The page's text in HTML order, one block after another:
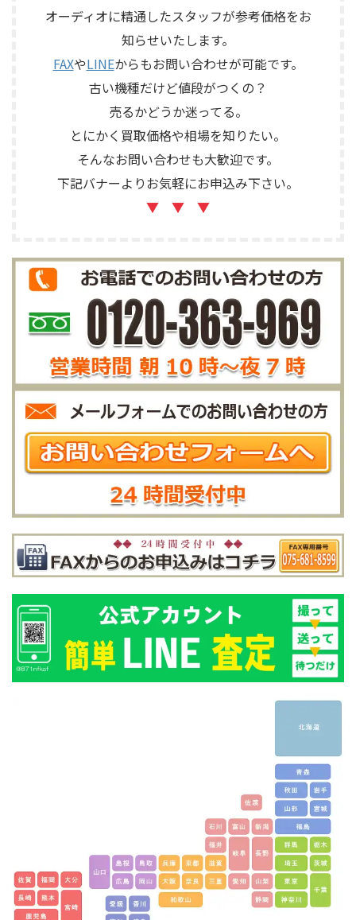
定では、通電状態、音出し、
テープ走行、録音・再生ヘッ
ド、エコー音の出方、各入力端
子、出力端子、外部コントロ ...
ョン、取扱説明書など付属品の
有無を確認しながら査定いた
しました。 買取商品：Mark
Levinson N ...
オーディオに精通したスタッフが参考価格をお
知らせいたします。
FAXやLINEからもお問い合わせが可能です。
古い機種だけど値段がつくの？
売るかどうか迷ってる。
とにかく買取価格や相場を知りたい。
そんなお問い合わせも大歓迎です。
下記バナーよりお気軽にお申込み下さい。
▼ ▼ ▼